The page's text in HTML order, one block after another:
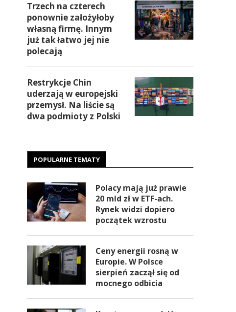
Trzech na czterech
ponownie założyłoby
własną firmę. Innym
już tak łatwo jej nie
polecają
Restrykcje Chin
uderzają w europejski
przemysł. Na liście są
dwa podmioty z Polski
POPULARNE TEMATY
Polacy mają już prawie
20 mld zł w ETF-ach.
Rynek widzi dopiero
początek wzrostu
Ceny energii rosną w
Europie. W Polsce
sierpień zaczął się od
mocnego odbicia